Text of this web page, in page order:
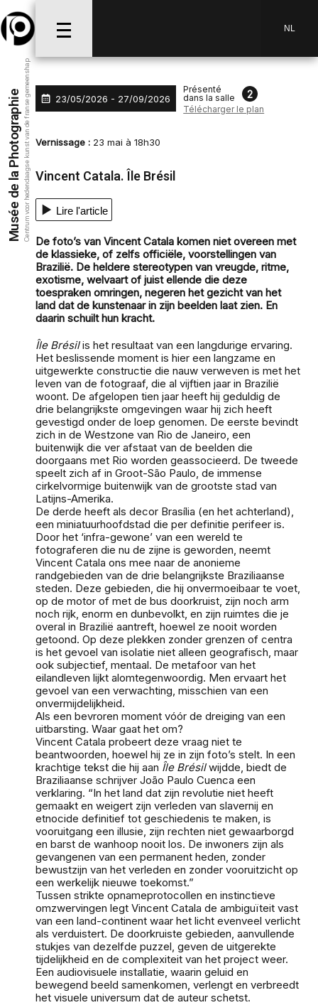
Musée de la PhotographieCentrum voor hedendaagse kunst van de franse gemeenshap
NL
Aller au menu
Aller au contenu
Aller à la recherche
23/05/2026 - 27/09/2026
Présenté
dans la salle
2
Télécharger le plan
Vernissage : 23 mai à 18h30
Vincent Catala. Île Brésil
Lire l'article
De foto’s van Vincent Catala komen niet overeen met
de klassieke, of zelfs officiële, voorstellingen van
Brazilië. De heldere stereotypen van vreugde, ritme,
exotisme, welvaart of juist ellende die deze
toespraken omringen, negeren het gezicht van het
land dat de kunstenaar in zijn beelden laat zien. En
daarin schuilt hun kracht.
Île Brésilis het resultaat van een langdurige ervaring.
Het beslissende moment is hier een langzame en
uitgewerkte constructie die nauw verweven is met het
leven van de fotograaf, die al vijftien jaar in Brazilië
woont. De afgelopen tien jaar heeft hij geduldig de
drie belangrijkste omgevingen waar hij zich heeft
gevestigd onder de loep genomen. De eerste bevindt
zich in de Westzone van Rio de Janeiro, een
buitenwijk die ver afstaat van de beelden die
doorgaans met Rio worden geassocieerd. De tweede
speelt zich af in Groot-São Paulo, de immense
cirkelvormige buitenwijk van de grootste stad van
Latijns-Amerika.
De derde heeft als decor Brasília (en het achterland),
een miniatuurhoofdstad die per definitie perifeer is.
Door het ‘infra-gewone’ van een wereld te
fotograferen die nu de zijne is geworden, neemt
Vincent Catala ons mee naar de anonieme
randgebieden van de drie belangrijkste Braziliaanse
steden. Deze gebieden, die hij onvermoeibaar te voet,
op de motor of met de bus doorkruist, zijn noch arm
noch rijk, enorm en dunbevolkt, en zijn ruimtes die je
overal in Brazilië aantreft, hoewel ze nooit worden
getoond. Op deze plekken zonder grenzen of centra
is het gevoel van isolatie niet alleen geografisch, maar
ook subjectief, mentaal. De metafoor van het
eilandleven lijkt alomtegenwoordig. Men ervaart het
gevoel van een verwachting, misschien van een
onvermijdelijkheid.
Als een bevroren moment vóór de dreiging van een
uitbarsting. Waar gaat het om?
Vincent Catala probeert deze vraag niet te
beantwoorden, hoewel hij ze in zijn foto’s stelt. In een
krachtige tekst die hij aan Île Brésilwijdde, biedt de
Braziliaanse schrijver João Paulo Cuenca een
verklaring. “In het land dat zijn revolutie niet heeft
gemaakt en weigert zijn verleden van slavernij en
etnocide definitief tot geschiedenis te maken, is
vooruitgang een illusie, zijn rechten niet gewaarborgd
en barst de wanhoop nooit los. De inwoners zijn als
gevangenen van een permanent heden, zonder
bewustzijn van het verleden en zonder vooruitzicht op
een werkelijk nieuwe toekomst.”
Tussen strikte opnameprotocollen en instinctieve
omzwervingen legt Vincent Catala de ambiguïteit vast
van een land-continent waar het licht evenveel verlicht
als verduistert. De doorkruiste gebieden, aanvullende
stukjes van dezelfde puzzel, geven de uitgerekte
tijdelijkheid en de complexiteit van het project weer.
Een audiovisuele installatie, waarin geluid en
bewegend beeld samenkomen, verlengt en verbreedt
het visuele universum dat de auteur schetst.